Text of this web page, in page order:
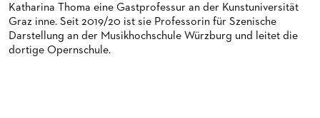
FANSHOP
PUBLIKATIONEN
KONTAKT ABO-SERVICE
OPERN-ABOS: GÜNSTIG, FLEXIBEL, EXKLUSIV
UNSERE PARTNER
PARTNER­ WERDEN
Katharina Thoma eine Gastprofessur an der Kunstuniversität
Graz inne. Seit 2019/20 ist sie Professorin für Szenische
Darstellung an der Musikhochschule Würzburg und leitet die
dortige Opernschule.